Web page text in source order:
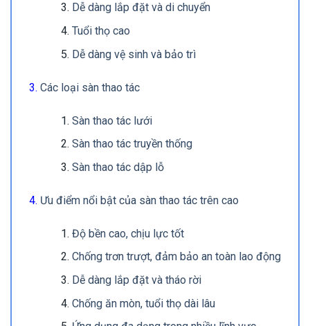
Dễ dàng lắp đặt và di chuyển
Tuổi thọ cao
Dễ dàng vệ sinh và bảo trì
Các loại sàn thao tác
Sàn thao tác lưới
Sàn thao tác truyền thống
Sàn thao tác dập lỗ
Ưu điểm nổi bật của sàn thao tác trên cao
Độ bền cao, chịu lực tốt
Chống trơn trượt, đảm bảo an toàn lao động
Dễ dàng lắp đặt và tháo rời
Chống ăn mòn, tuổi thọ dài lâu